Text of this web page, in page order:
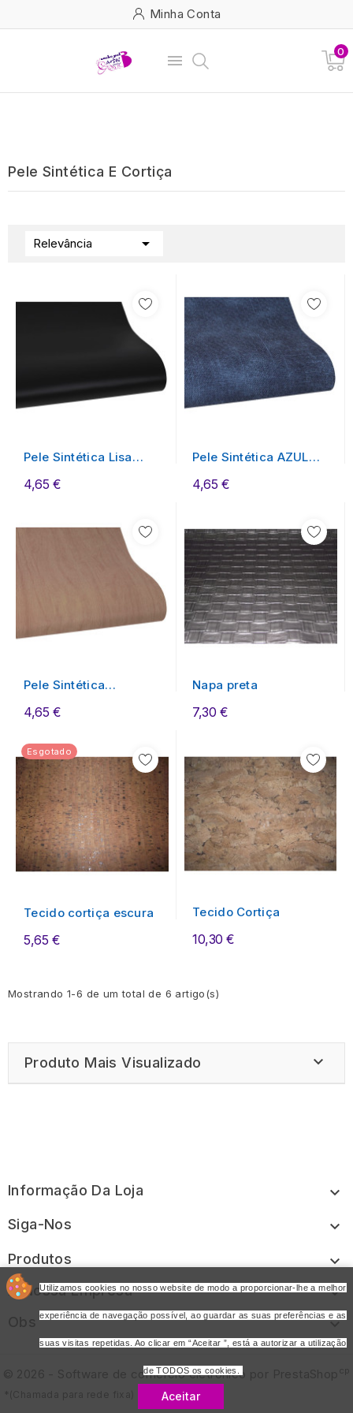
Minha Conta
 0
Pele Sintética E Cortiça
Relevância 
Pele Sintética Lisa
4,65 €
Pele Sintética AZUL
4,65 €
Pele Sintética
4,65 €
Napa preta
7,30 €
Esgotado
Tecido cortiça escura
5,65 €
Tecido Cortiça
10,30 €
Mostrando 1-6 de um total de 6 artigo(s)
Produto Mais Visualizado 
Informação Da Loja 
Siga-Nos 
Produtos 
A Nossa Empresa 

Utilizamos cookies no nosso website de modo a proporcionar-lhe a melhor
experiência de navegação possível, ao guardar as suas preferências e as
suas visitas repetidas. Ao clicar em “Aceitar ”, está a autorizar a utilização
de TODOS os cookies.
Aceitar
© 2026 - Software de comércio eletrónico por PrestaShop